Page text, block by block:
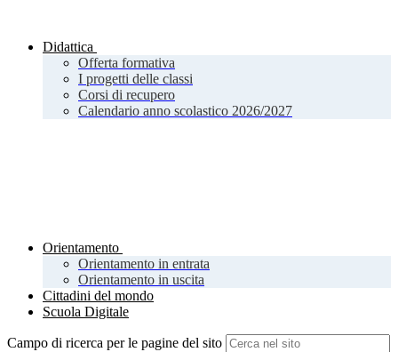
Didattica
Offerta formativa
I progetti delle classi
Corsi di recupero
Calendario anno scolastico 2026/2027
Orientamento
Orientamento in entrata
Orientamento in uscita
Cittadini del mondo
Scuola Digitale
Campo di ricerca per le pagine del sito